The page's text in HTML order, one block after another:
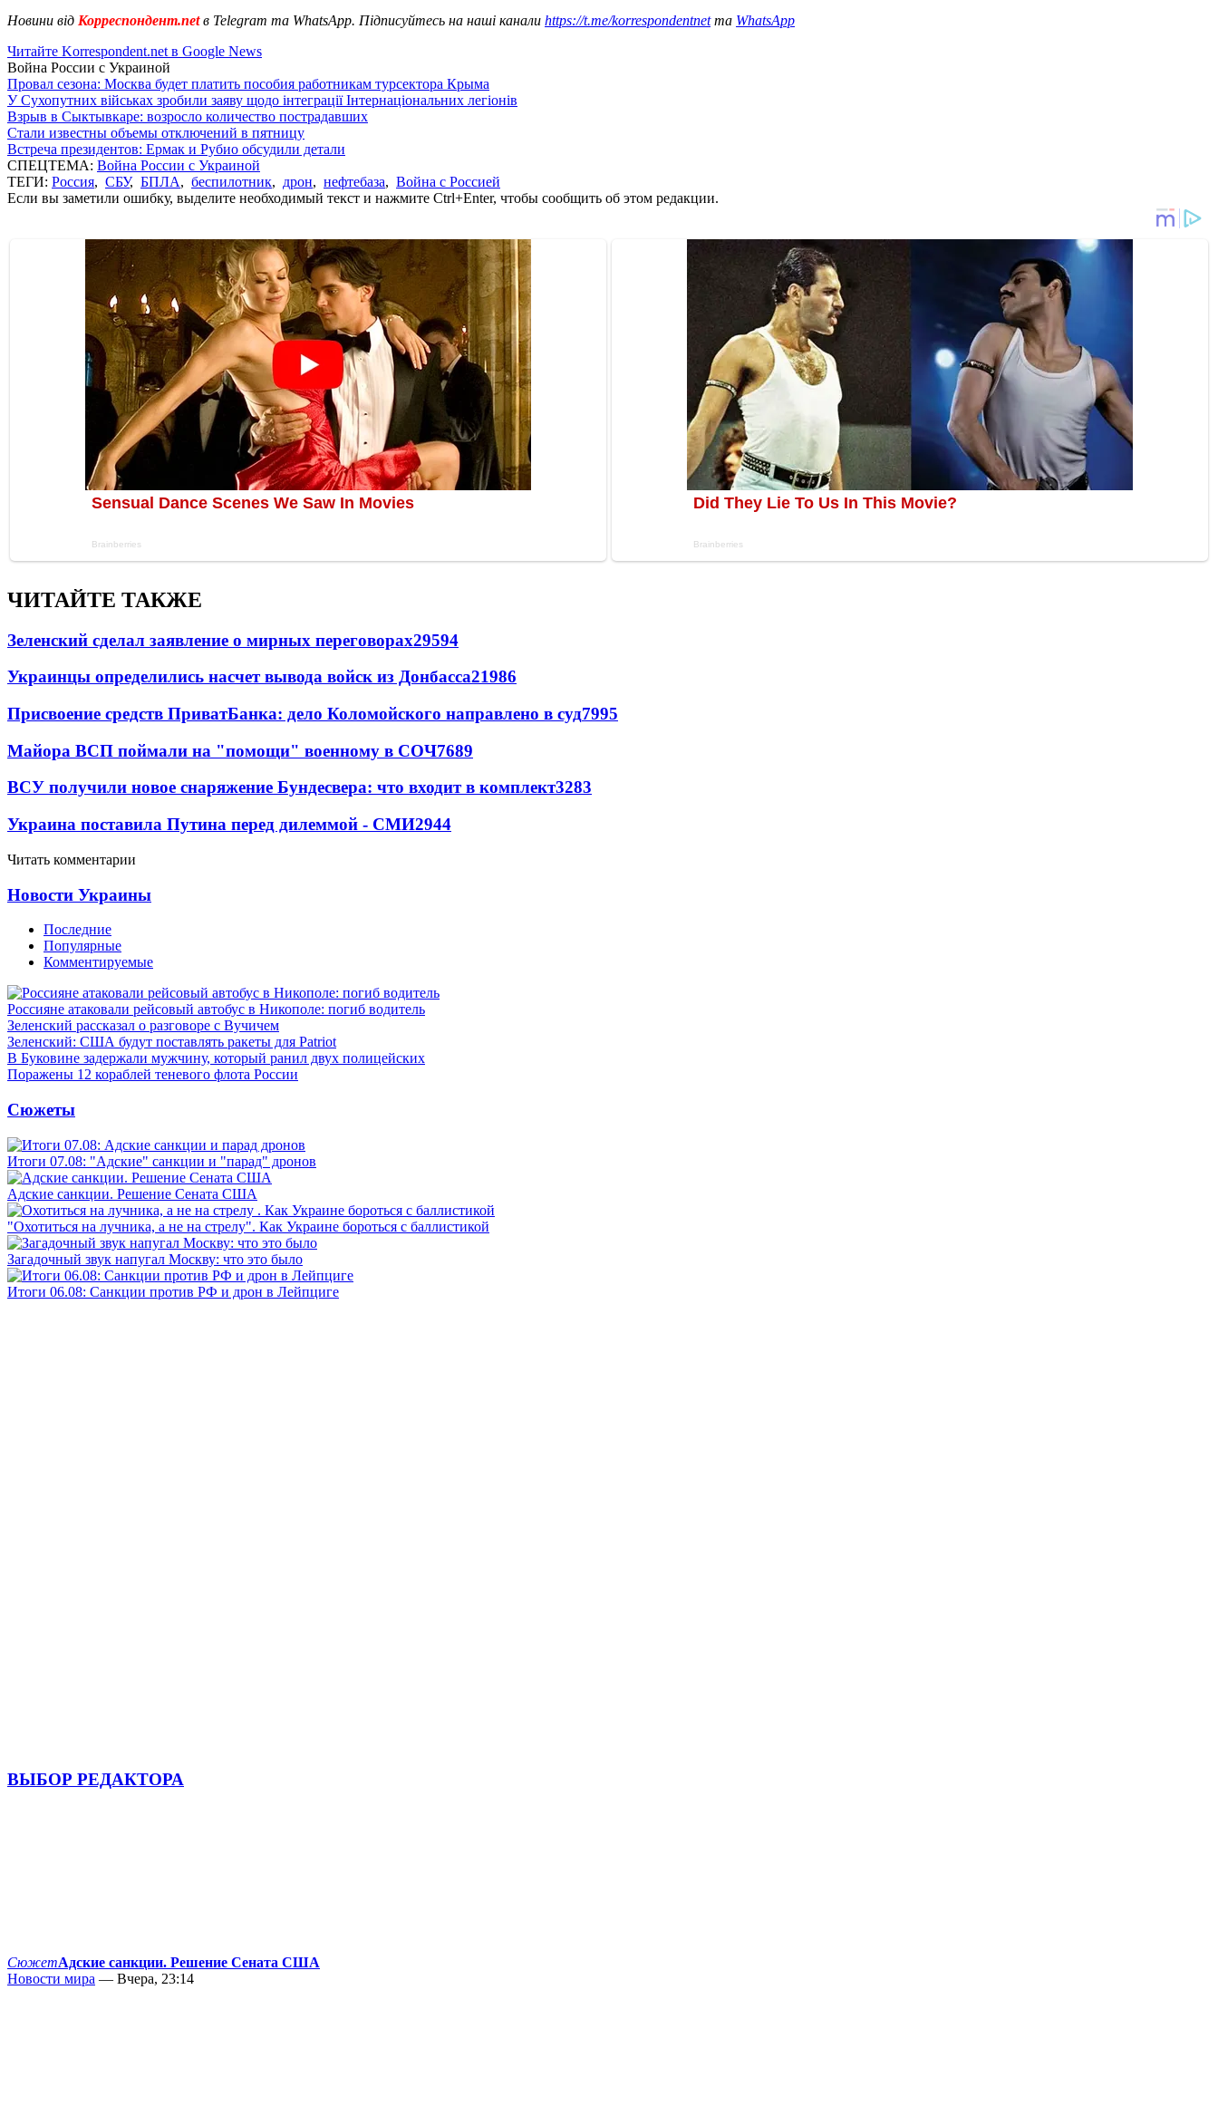
Новини від Корреспондент.netв Telegram та WhatsApp. Підписуйтесь на наші канали https://t.me/korrespondentnetта WhatsApp
Читайте Korrespondent.net в Google News
Война России с Украиной
Провал сезона: Москва будет платить пособия работникам турсектора Крыма
У Сухопутних військах зробили заяву щодо інтеграції Інтернаціональних легіонів
Взрыв в Сыктывкаре: возросло количество пострадавших
Стали известны объемы отключений в пятницу
Встреча президентов: Ермак и Рубио обсудили детали
СПЕЦТЕМА: Война России с Украиной
ТЕГИ: Россия, СБУ, БПЛА, беспилотник, дрон, нефтебаза, Война с Россией
Если вы заметили ошибку, выделите необходимый текст и нажмите Ctrl+Enter, чтобы сообщить об этом редакции.
ЧИТАЙТЕ ТАКЖЕ
Зеленский сделал заявление о мирных переговорах29594
Украинцы определились насчет вывода войск из Донбасса21986
Присвоение средств ПриватБанка: дело Коломойского направлено в суд7995
Майора ВСП поймали на "помощи" военному в СОЧ7689
ВСУ получили новое снаряжение Бундесвера: что входит в комплект3283
Украина поставила Путина перед дилеммой - СМИ2944
Читать комментарии
Новости Украины
Последние
Популярные
Комментируемые
Россияне атаковали рейсовый автобус в Никополе: погиб водитель
Зеленский рассказал о разговоре с Вучичем
Зеленский: США будут поставлять ракеты для Patriot
В Буковине задержали мужчину, который ранил двух полицейских
Поражены 12 кораблей теневого флота России
Сюжеты
Итоги 07.08: "Адские" санкции и "парад" дронов
Адские санкции. Решение Сената США
"Охотиться на лучника, а не на стрелу". Как Украине бороться с баллистикой
Загадочный звук напугал Москву: что это было
Итоги 06.08: Санкции против РФ и дрон в Лейпциге
ВЫБОР РЕДАКТОРА
СюжетАдские санкции. Решение Сената США
Новости мира — Вчера, 23:14